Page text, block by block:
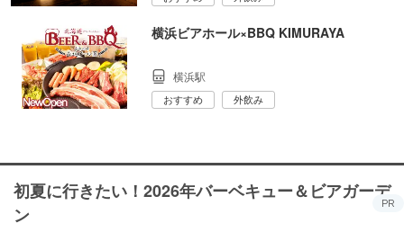
横浜ビアホール×BBQ KIMURAYA
横浜駅
おすすめ 外飲み
初夏に行きたい！2026年バーベキュー＆ビアガーデ
ン
PR